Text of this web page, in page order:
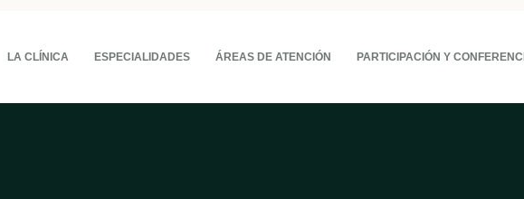
LA CLÍNICA ESPECIALIDADES ÁREAS DE ATENCIÓN PARTICIPACIÓN Y